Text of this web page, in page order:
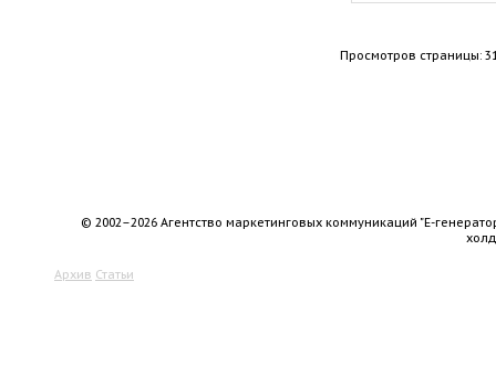
Просмотров страницы:
© 2002–2026 Агентство маркетинговых коммуникаций "Е-
Архив Статьи